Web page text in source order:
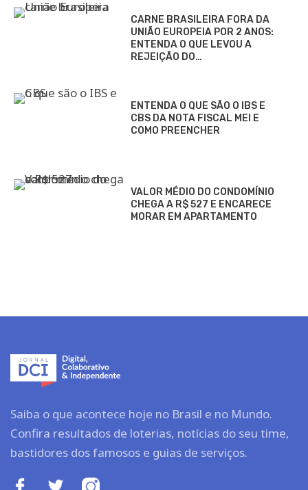
CARNE BRASILEIRA FORA DA
UNIÃO EUROPEIA POR 2 ANOS:
ENTENDA O QUE LEVOU A
REJEIÇÃO DO…
ENTENDA O QUE SÃO O IBS E
CBS DA NOTA FISCAL MEI E
COMO PREENCHER
VALOR MÉDIO DO CONDOMÍNIO
CHEGA A R$ 527 E ENCARECE
MORAR EM APARTAMENTO
Saiba o que acontece hoje no Brasil e no Mundo.
Confira resultados de loterias, notícias do seu time,
bastidores dos famosos e guias de serviços.